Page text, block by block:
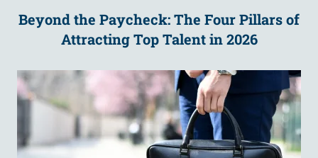
Beyond the Paycheck: The Four Pillars of
Attracting Top Talent in 2026